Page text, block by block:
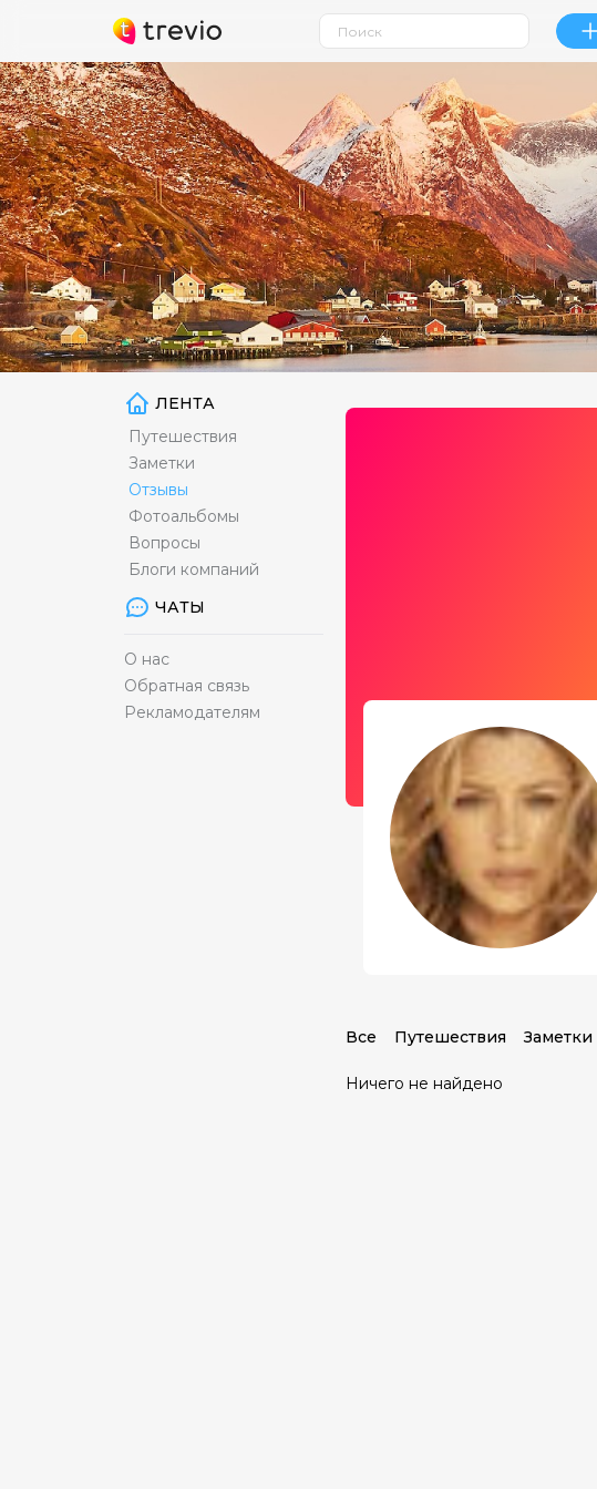
ЛЕНТА
Путешествия
Заметки
Отзывы
Фотоальбомы
Вопросы
Блоги компаний
ЧАТЫ
О нас
Обратная связь
Рекламодателям
Все Путешествия Заметки
Ничего не найдено